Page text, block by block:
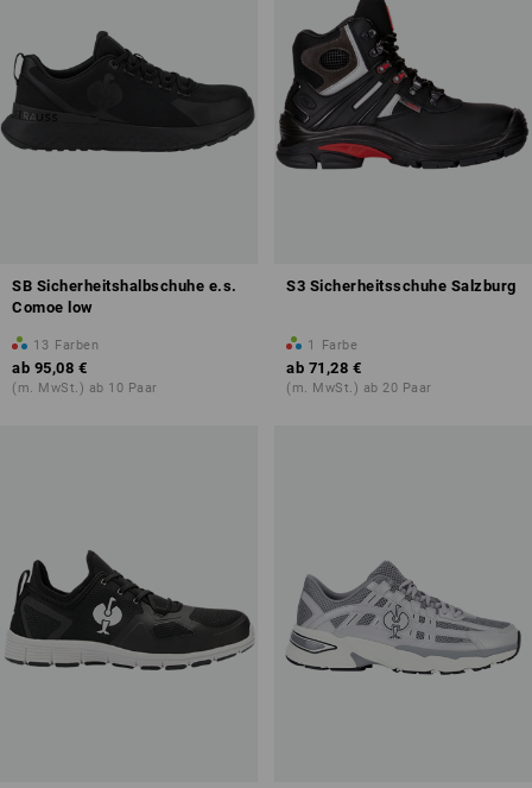
SB Sicherheitshalbschuhe e.s.
Comoe low
13 Farben
ab 95,08 €
(m. MwSt.) ab 10 Paar
S3 Sicherheitsschuhe Salzburg
1 Farbe
ab 71,28 €
(m. MwSt.) ab 20 Paar